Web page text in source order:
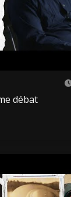
débat